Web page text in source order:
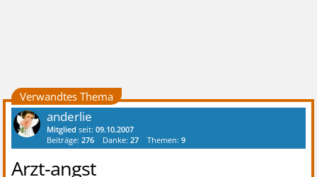
Verwandtes Thema
anderlie
Mitglied seit:09.10.2007
Beiträge:276 Danke:27 Themen:9
Arzt-angst